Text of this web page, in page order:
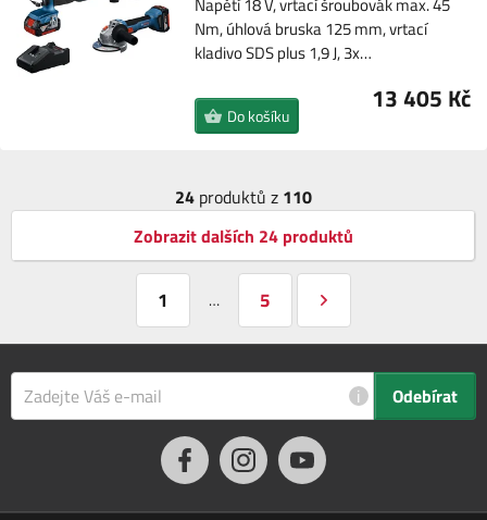
Nm, úhlová bruska 125 mm, vrtací
kladivo SDS plus 1,9 J, 3x…
13 405 Kč
Do košíku
24 produktů z 110
Zobrazit dalších 24 produktů
1 … 5
i Odebírat